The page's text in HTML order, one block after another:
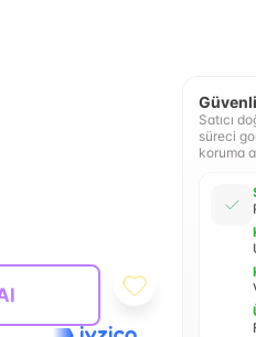
Satıcı
süreci
koruma